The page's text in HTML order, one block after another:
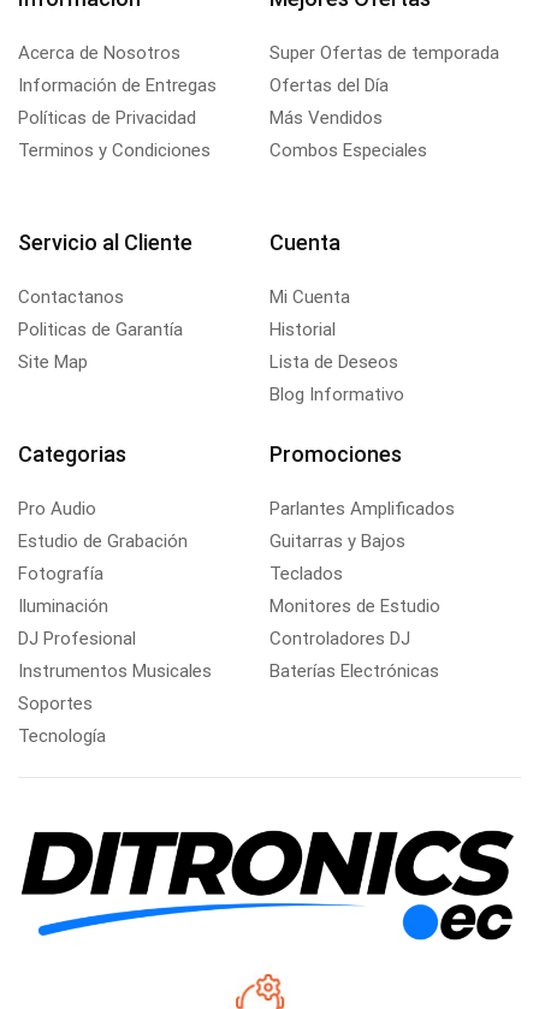
Acerca de Nosotros
Información de Entregas
Políticas de Privacidad
Terminos y Condiciones
Super Ofertas de temporada
Ofertas del Día
Más Vendidos
Combos Especiales
Servicio al Cliente
Contactanos
Politicas de Garantía
Site Map
Cuenta
Mi Cuenta
Historial
Lista de Deseos
Blog Informativo
Categorias
Pro Audio
Estudio de Grabación
Fotografía
Iluminación
DJ Profesional
Instrumentos Musicales
Soportes
Tecnología
Promociones
Parlantes Amplificados
Guitarras y Bajos
Teclados
Monitores de Estudio
Controladores DJ
Baterías Electrónicas